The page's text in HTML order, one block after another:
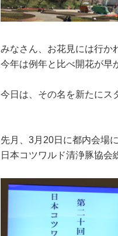
みなさん、お花見には行か
今年は例年と比べ開花が早
今日は、その名を新たにス
先月、3月20日に都内会場に
日本コツワルド清浄豚協会